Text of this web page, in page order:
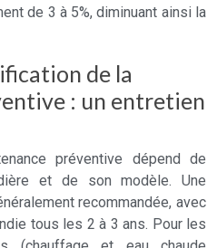
de 3 à 5%, diminuant ainsi la
de la
: un entretien
préventive dépend de
et de son modèle. Une
recommandée, avec
tous les 2 à 3 ans. Pour les